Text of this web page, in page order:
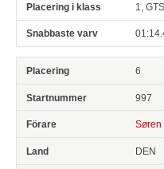
1,
6
997
Søren
DEN